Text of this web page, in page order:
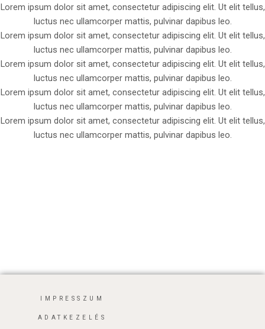
Lorem ipsum dolor sit amet, consectetur adipiscing elit. Ut elit tellus,
luctus nec ullamcorper mattis, pulvinar dapibus leo.
Lorem ipsum dolor sit amet, consectetur adipiscing elit. Ut elit tellus,
luctus nec ullamcorper mattis, pulvinar dapibus leo.
Lorem ipsum dolor sit amet, consectetur adipiscing elit. Ut elit tellus,
luctus nec ullamcorper mattis, pulvinar dapibus leo.
Lorem ipsum dolor sit amet, consectetur adipiscing elit. Ut elit tellus,
luctus nec ullamcorper mattis, pulvinar dapibus leo.
Lorem ipsum dolor sit amet, consectetur adipiscing elit. Ut elit tellus,
luctus nec ullamcorper mattis, pulvinar dapibus leo.
IMPRESSZUM
ADATKEZELÉS